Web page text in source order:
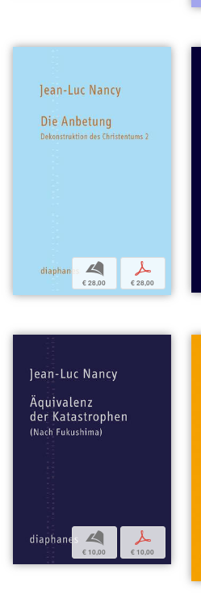
b
€ 28,00
p
€ 28,00
b
€ 10,00
p
€ 10,00